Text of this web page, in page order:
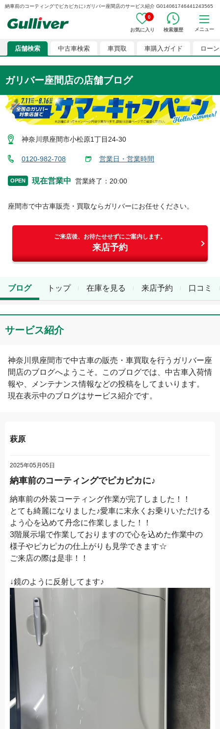
納車前のコーティングでピカピカに♪ガリバー座間店のサービス紹介 G014061746441243565
0
お気に入り 検索履歴 メニュー
店舗検索 中古車検索 車買取 車購入ガイド ローン
ガリバー座間店の店舗ブログ
神奈川県座間市小松原1丁目24-30
0120-982-708 営業日・営業時間
OPEN 現在営業中 営業終了 ： 20:00
座間市で中古車販売・買取ならガリバーにお任せください。
ご来店後、お待たせせずにご案内します。
来店予約
トップ 在庫を見る 来店予約 口コミ
ブログ
サービス紹介
神奈川県座間市で中古車の販売・車買取を行う ガリバー座
間店のブログへようこそ。このブログでは、中古車入荷情
報や、メンテナンス情報などの投稿をしてまいります。
現在表示中のブログはサービス紹介です。
萩原
2025年05月05日
納車前のコーティングでピカピカに♪
納車前の外装コーティング作業が完了しました！！
とても綺麗になりました♪愛車に末永くお乗りいただける
よう心を込めて丹念に作業しました！！
3階展示場で作業しておりますので心を込めた作業中の
様子やピカピカの仕上がりも見学できます☆
ご来店の際は是非！！
↓鏡のように反射してます♪